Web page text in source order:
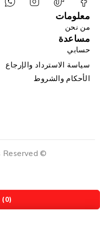
معلومات
من نحن
مساعدة
حسابي
سياسة الاسترداد والإرجاع
الأحكام والشروط
© Nabtech. All Rights Reserved.
(0)